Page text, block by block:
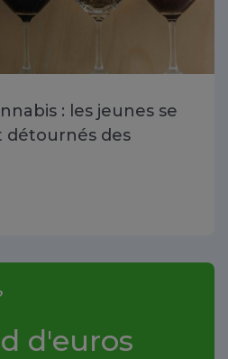
: les jeunes se
détournés des
d'euros